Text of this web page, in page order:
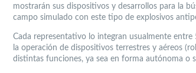
mostrarán sus dispositivos y desarrollos para la
campo simulado con este tipo de explosivos
Cada representativo lo integran usualmente
la operación de dispositivos terrestres y aéreos
distintas funciones, ya sea en forma autónoma o